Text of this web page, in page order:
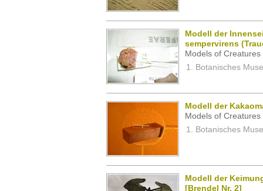
Modell der
sempervirens
Models of
Botanisches
Modell der
Models of
Botanisches
Modell der
[Brendel Nr. 2]